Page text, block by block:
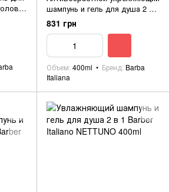
шампунь и гель для душа 2 в
1 Barber Italiano ERCOLE 400ml
831 грн
Объем 400ml Бренд Barba
Italiana